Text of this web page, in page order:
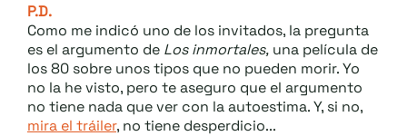
P.D.
Como me indicó uno de los invitados, la pregunta
es el argumento de Los inmortales, una película de
los 80 sobre unos tipos que no pueden morir. Yo
no la he visto, pero te aseguro que el argumento
no tiene nada que ver con la autoestima. Y, si no,
mira el tráiler, no tiene desperdicio...